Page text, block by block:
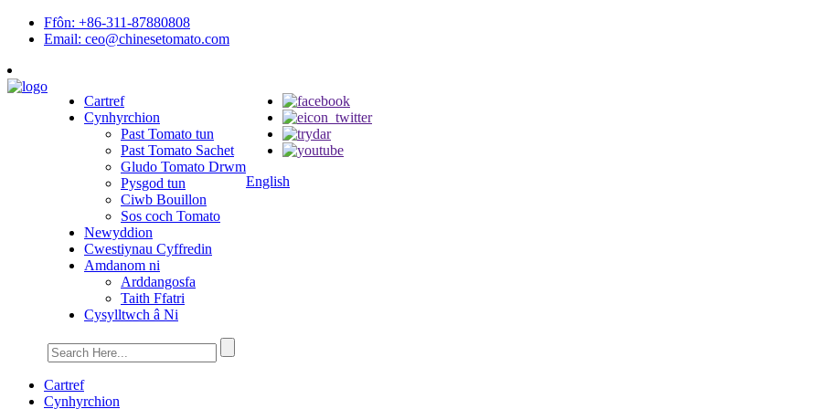
Ffôn: +86-311-87880808
Email: ceo@chinesetomato.com
Cartref
Cynhyrchion
Past Tomato tun
Past Tomato Sachet
Gludo Tomato Drwm
Pysgod tun
Ciwb Bouillon
Sos coch Tomato
Newyddion
Cwestiynau Cyffredin
Amdanom ni
Arddangosfa
Taith Ffatri
Cysylltwch â Ni
English
Cartref
Cynhyrchion